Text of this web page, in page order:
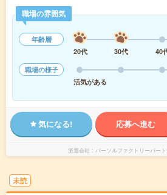
職場の雰囲気
年齢層
20代
30代 40
職場の様子
活気がある
気になる! 応募へ進む
派遣会社 パーソルファクトリーパー
未読